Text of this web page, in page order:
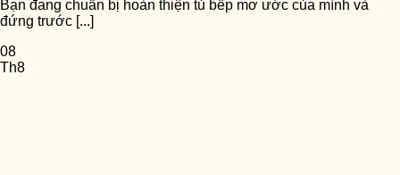
Bạn đang chuẩn bị hoàn thiện tủ bếp mơ ước của mình và
đứng trước [...]
08
Th8